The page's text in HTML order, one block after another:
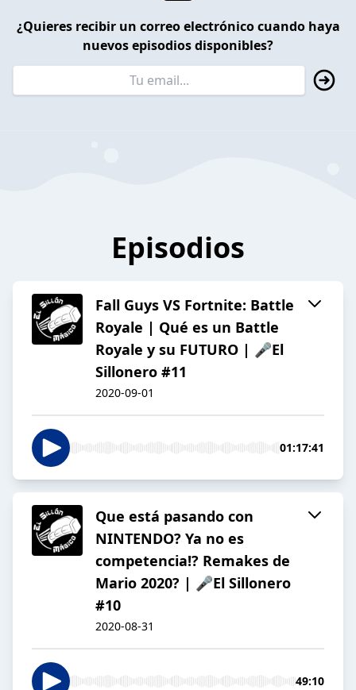
¿Quieres recibir un correo electrónico cuando haya
nuevos episodios disponibles?
Episodios
Fall Guys VS Fortnite: Battle
Royale | Qué es un Battle
Royale y su FUTURO | 🎤El
Sillonero #11
2020-09-01
01:17:41
Que está pasando con
NINTENDO? Ya no es
competencia!? Remakes de
Mario 2020? | 🎤El Sillonero
#10
2020-08-31
49:10